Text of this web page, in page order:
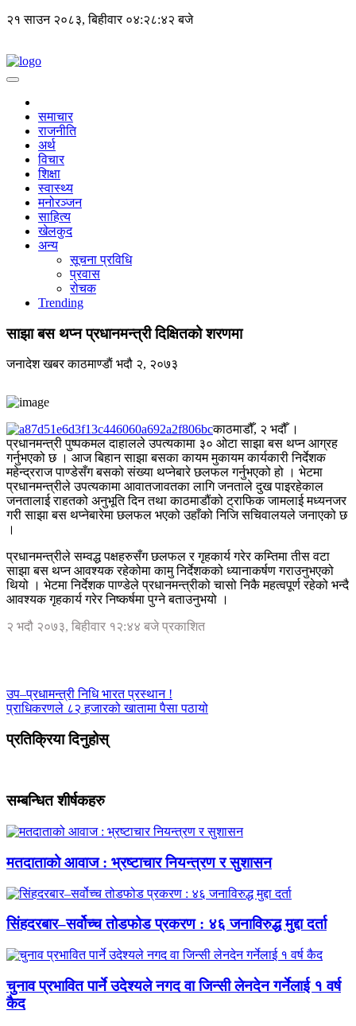
२१ साउन २०८३, बिहीवार ०४:२८:४३ बजे
समाचार
राजनीति
अर्थ
विचार
शिक्षा
स्वास्थ्य
मनोरञ्जन
साहित्य
खेलकुद
अन्य
सूचना प्रविधि
प्रवास
रोचक
Trending
साझा बस थप्न प्रधानमन्त्री दिक्षितको शरणमा
जनादेश खबरकाठमाण्डाैं भदौ २, २०७३
काठमाडौँ, २ भदौँ ।
प्रधानमन्त्री पुष्पकमल दाहालले उपत्यकामा ३० ओटा साझा बस थप्न आग्रह
गर्नुभएको छ । आज बिहान साझा बसका कायम मुकायम कार्यकारी निर्देशक
महेन्द्रराज पाण्डेसँग बसको संख्या थप्नेबारे छलफल गर्नुभएको हो । भेटमा
प्रधानमन्त्रीले उपत्यकामा आवातजावतका लागि जनताले दुख पाइरहेकाल
जनतालाई राहतको अनुभूति दिन तथा काठमाडौंको ट्राफिक जामलाई मध्यनजर
गरी साझा बस थप्नेबारेमा छलफल भएको उहाँको निजि सचिवालयले जनाएको छ
।
प्रधानमन्त्रीले सम्वद्ध पक्षहरुसँग छलफल र गृहकार्य गरेर कम्तिमा तीस वटा
साझा बस थप्न आवश्यक रहेकोमा कामु निर्देशकको ध्यानाकर्षण गराउनुभएको
थियो । भेटमा निर्देशक पाण्डेले प्रधानमन्त्रीको चासो निकै महत्वपूर्ण रहेको भन्दै
आवश्यक गृहकार्य गरेर निष्कर्षमा पुग्ने बताउनुभयो ।
२ भदौ २०७३, बिहीवार १२:४४ बजे प्रकाशित
उप–प्रधामन्त्री निधि भारत प्रस्थान !
प्राधिकरणले ८२ हजारको खातामा पैसा पठायो
प्रतिक्रिया दिनुहोस्
सम्बन्धित शीर्षकहरु
मतदाताको आवाज : भ्रष्टाचार नियन्त्रण र सुशासन
सिंहदरबार–सर्वोच्च तोडफोड प्रकरण : ४६ जनाविरुद्ध मुद्दा दर्ता
चुनाव प्रभावित पार्ने उदेश्यले नगद वा जिन्सी लेनदेन गर्नेलाई १ वर्ष
कैद